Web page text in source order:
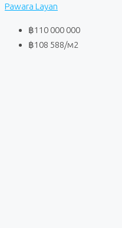
Pawara Layan
฿110 000 000
฿108 588/м2